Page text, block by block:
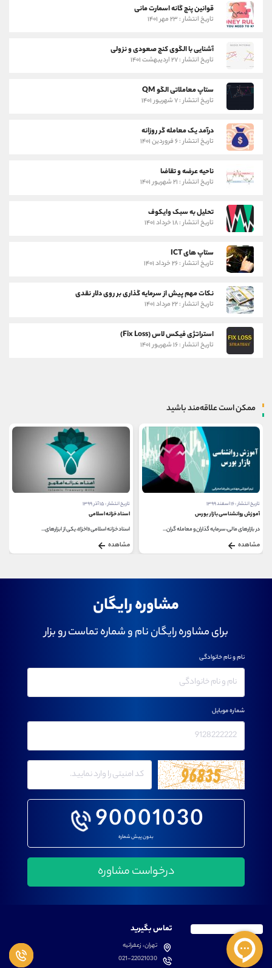
قوانین پنج گانه اسمارت مانی
تاریخ انتشار : ۲۳ مهر ۱۴۰۱
آشنایی با الگوی کنج صعودی و نزولی
تاریخ انتشار : ۲۷ اردیبهشت ۱۴۰۱
ستاپ معاملاتی الگو QM
تاریخ انتشار : ۷ شهریور ۱۴۰۱
درآمد یک معامله گر روزانه
تاریخ انتشار : ۶ فروردین ۱۴۰۱
ناحیه عرضه و تقاضا
تاریخ انتشار : ۲۱ شهریور ۱۴۰۱
تحلیل به سبک وایکوف
تاریخ انتشار : ۱۸ خرداد ۱۴۰۱
ستاپ های ICT
تاریخ انتشار : ۲۶ خرداد ۱۴۰۱
نکات مهم پیش از سرمایه گذاری بر روی دلار نقدی
تاریخ انتشار : ۲۲ مرداد ۱۴۰۱
استراتژی فیکس لاس (Fix Loss)
تاریخ انتشار : ۱۶ شهریور ۱۴۰۱
ممکن است علاقه‌مند باشید
تاریخ انتشار : ۱۶ اسفند ۱۳۹۹
آموزش روانشناسی بازار بورس
در بازارهای مالی، سرمایه گذاران و معامله گران...
مشاهده
تاریخ انتشار : ۱۵ آذر ۱۳۹۹
اسناد خزانه اسلامی
اسناد خزانه اسلامی «اخزا»، یکی از ابزارهای...
مشاهده
مشاوره رایگان
برای مشاوره رایگان نام و شماره تماست رو بزار
90001030
بدون پیش شماره
نام و نام خانوادگی
شماره موبایل
تماس بگیرید
تهران، زعفرانیه
021-22021030